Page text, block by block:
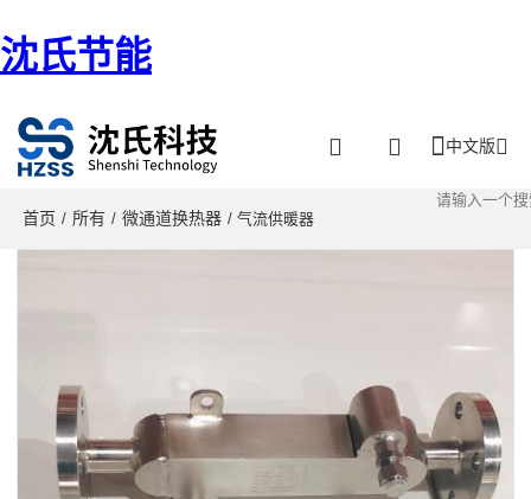
沈氏节能
中文版
首页 / 所有 / 微通道换热器 / 气流供暖器